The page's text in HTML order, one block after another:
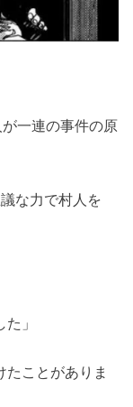
一連の事件の原
な力で村人を
」
たことがありま